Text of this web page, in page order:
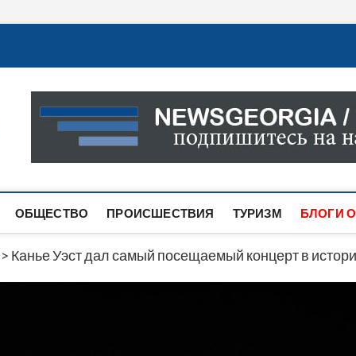
Новости Грузии
САМАЯ АКТУАЛЬНАЯ ИНФОРМАЦИЯ О СОБЫТИЯХ
САЙТЕ ВЫ НАЙДЕТЕ НОВОСТИ ПОЛИТИКИ,
ОБЩЕСТВО ПРОИСШЕСТВИЯ ТУРИЗМ БЛОГИ
> Канье Уэст дал самый посещаемый концерт в